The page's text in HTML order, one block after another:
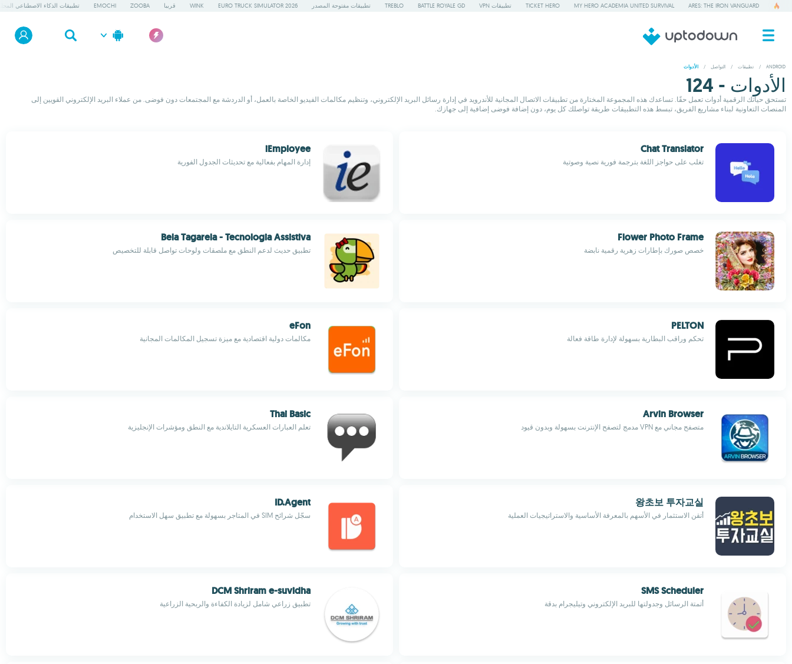
ARES: THE IRON VANGUARD
MY HERO ACADEMIA UNITED SURVIVAL
TICKET HERO تطبيقات VPN BATTLE ROYALE GD
TREBLO تطبيقات مفتوحة المصدر EURO TRUCK SIMULATOR 2026
WINK قريبا ZOOBA
EMOCHI تطبيقات الذكاء الاصطناعي
ANDROID
/ تطبيقات / التواصل / الأدوات
الأدوات - 124
تستحق حياتك الرقمية أدوات تعمل حقًا. تساعدك هذه المجموعة المختارة من تطبيقات الاتصال المجانية للأندرويد في إدارة رسائل البريد الإلكتروني، وتنظيم مكالمات الفيديو الخاصة بالعمل، أو الدردشة مع المجتمعات دون فوضى. من عملاء البريد الإلكتروني القويين إلى
المنصات التعاونية لبناء مشاريع الفريق، تبسط هذه التطبيقات طريقة تواصلك كل يوم، دون إضافة فوضى إضافية إلى جهازك.
Chat Translator
تغلب على حواجز اللغة بترجمة فورية نصية وصوتية
iEmployee
إدارة المهام بفعالية مع تحديثات الجدول الفورية
Flower Photo Frame
خصص صورك بإطارات زهرية رقمية نابضة
Bela Tagarela - Tecnologia Assistiva
تطبيق حديث لدعم النطق مع ملصقات ولوحات تواصل قابلة للتخصيص
PELTON
تحكم وراقب البطارية بسهولة لإدارة طاقة فعالة
eFon
مكالمات دولية اقتصادية مع ميزة تسجيل المكالمات المجانية
Arvin Browser
متصفح مجاني مع VPN مدمج لتصفح الإنترنت بسهولة وبدون قيود
Thai Basic
تعلم العبارات العسكرية التايلاندية مع النطق ومؤشرات الإنجليزية
왕초보 투자교실
أتقن الاستثمار في الأسهم بالمعرفة الأساسية والاستراتيجيات العملية
ID.Agent
سجّل شرائح SIM في المتاجر بسهولة مع تطبيق سهل الاستخدام
SMS Scheduler
أتمتة الرسائل وجدولتها للبريد الإلكتروني وتيليجرام بدقة
DCM Shriram e-suvidha
تطبيق زراعي شامل لزيادة الكفاءة والربحية الزراعية